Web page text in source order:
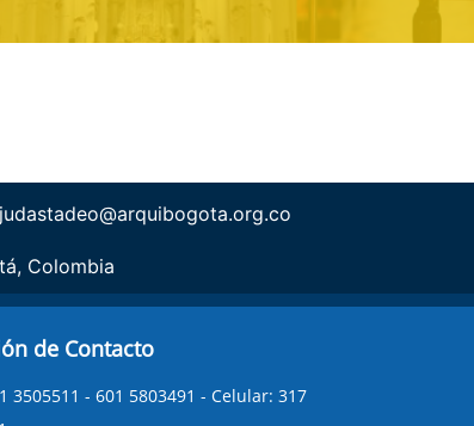
Colombia
de Contacto
3505511 - 601 5803491 - Celular: 317